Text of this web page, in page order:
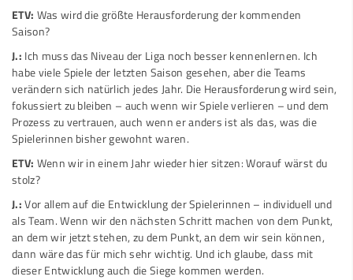
ETV: Was wird die größte Herausforderung der kommenden
Saison?
J.: Ich muss das Niveau der Liga noch besser kennenlernen. Ich
habe viele Spiele der letzten Saison gesehen, aber die Teams
verändern sich natürlich jedes Jahr. Die Herausforderung wird sein,
fokussiert zu bleiben – auch wenn wir Spiele verlieren – und dem
Prozess zu vertrauen, auch wenn er anders ist als das, was die
Spielerinnen bisher gewohnt waren.
ETV: Wenn wir in einem Jahr wieder hier sitzen: Worauf wärst du
stolz?
J.:Vor allem auf die Entwicklung der Spielerinnen – individuell und
als Team. Wenn wir den nächsten Schritt machen von dem Punkt,
an dem wir jetzt stehen, zu dem Punkt, an dem wir sein können,
dann wäre das für mich sehr wichtig. Und ich glaube, dass mit
dieser Entwicklung auch die Siege kommen werden.